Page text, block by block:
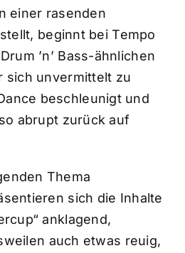
einer rasenden
beginnt bei Tempo
’n’ Bass-ähnlichen
sich unvermittelt zu
beschleunigt und
abrupt zurück auf
Thema
sich die Inhalte
anklagend,
auch etwas reuig,